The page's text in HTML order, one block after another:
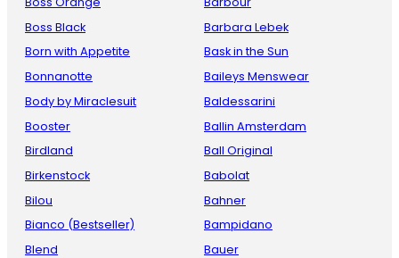
Boss Black
Born with Appetite
Bonnanotte
Body by Miraclesuit
Booster
Birdland
Birkenstock
Bilou
Bianco (Bestseller)
Blend
Barbara Lebek
Bask in the Sun
Baileys Menswear
Baldessarini
Ballin Amsterdam
Ball Original
Babolat
Bahner
Bampidano
Bauer